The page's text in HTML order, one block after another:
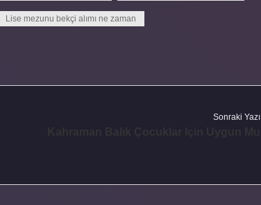
Lise mezunu bekçi alımı ne zaman
Sonraki Yazı